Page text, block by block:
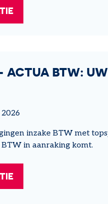
ACTUA BTW:
inzake BTW met
in aanraking komt.